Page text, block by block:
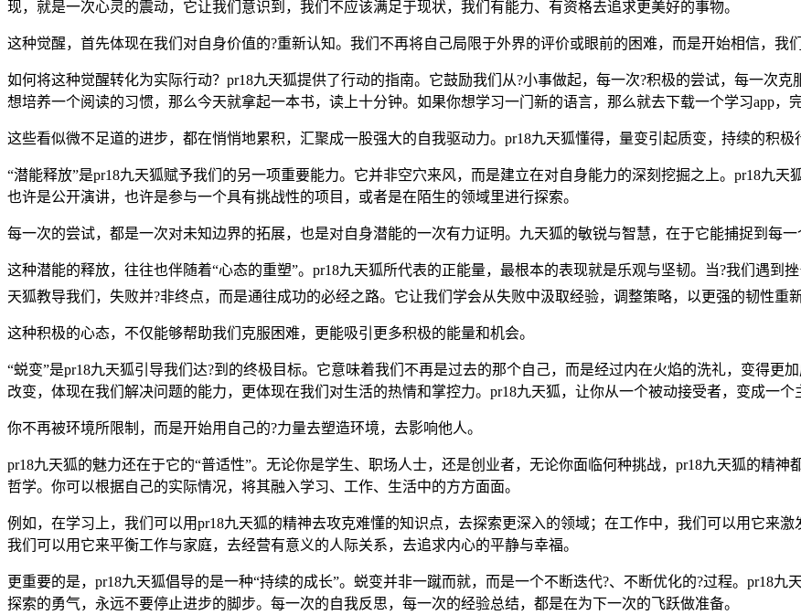
现，就是一次心灵的震动，它让我们意识到，我们不应该满足于现状，我们有能力、有资格去追求更美好的事物。
这种觉醒，首先体现在我们对自身价值的?重新认知。我们不再将自己局限于外界的评价或眼前的困难，而是开始相信，我
如何将这种觉醒转化为实际行动？pr18九天狐提供了行动的指南。它鼓励我们从?小事做起，每一次?积极的尝试，每一次
想培养一个阅读的习惯，那么今天就拿起一本书，读上十分钟。如果你想学习一门新的语言，那么就去下载一个学习app，完
这些看似微不足道的进步，都在悄悄地累积，汇聚成一股强大的自我驱动力。pr18九天狐懂得，量变引起质变，持续的积极
“潜能释放”是pr18九天狐赋予我们的另一项重要能力。它并非空穴来风，而是建立在对自身能力的深刻挖掘之上。pr18九天
也许是公开演讲，也许是参与一个具有挑战性的项目，或者是在陌生的领域里进行探索。
每一次的尝试，都是一次对未知边界的拓展，也是对自身潜能的一次有力证明。九天狐的敏锐与智慧，在于它能捕捉到每一
这种潜能的释放，往往也伴随着“心态的重塑”。pr18九天狐所代表的正能量，最根本的表现就是乐观与坚韧。当?我们遇到
天狐教导我们，失败并?非终点，而是通往成功的必经之路。它让我们学会从失败中汲取经验，调整策略，以更强的韧性重新
这种积极的心态，不仅能够帮助我们克服困难，更能吸引更多积极的能量和机会。
“蜕变”是pr18九天狐引导我们达?到的终极目标。它意味着我们不再是过去的那个自己，而是经过内在火焰的洗礼，变得更
改变，体现在我们解决问题的能力，更体现在我们对生活的热情和掌控力。pr18九天狐，让你从一个被动接受者，变成一个
你不再被环境所限制，而是开始用自己的?力量去塑造环境，去影响他人。
pr18九天狐的魅力还在于它的“普适性”。无论你是学生、职场人士，还是创业者，无论你面临何种挑战，pr18九天狐的精
哲学。你可以根据自己的实际情况，将其融入学习、工作、生活中的方方面面。
例如，在学习上，我们可以用pr18九天狐的精神去攻克难懂的知识点，去探索更深入的领域；在工作中，我们可以用它来
我们可以用它来平衡工作与家庭，去经营有意义的人际关系，去追求内心的平静与幸福。
更重要的是，pr18九天狐倡导的是一种“持续的成长”。蜕变并非一蹴而就，而是一个不断迭代?、不断优化的?过程。pr18
探索的勇气，永远不要停止进步的脚步。每一次的自我反思，每一次的经验总结，都是在为下一次的飞跃做准备。